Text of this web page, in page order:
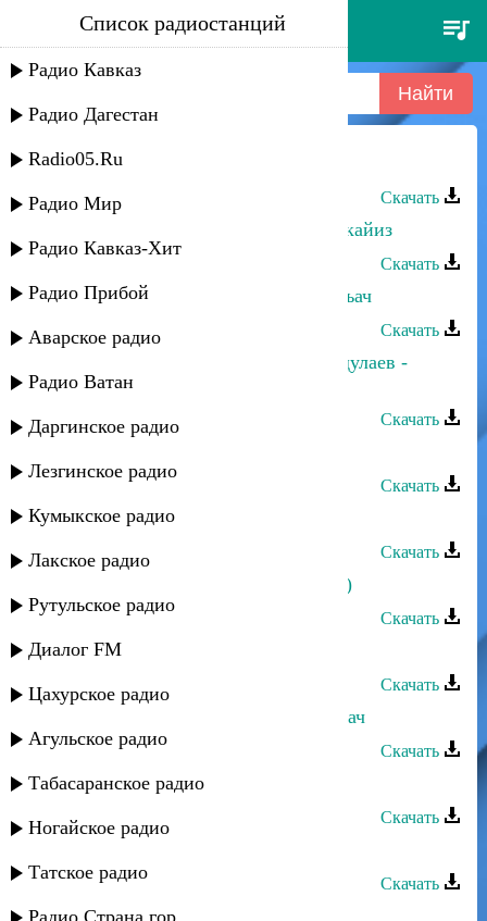
оксана ибрагимова - мярака
Список радиостанций
Радио Кавказ
Радио Дагестан
Radio05.Ru
Радио Мир
Радио Кавказ-Хит
Радио Прибой
Аварское радио
Радио Ватан
Даргинское радио
Лезгинское радио
Кумыкское радио
Лакское радио
Рутульское радио
Диалог FM
Цахурское радио
Агульское радио
Табасаранское радио
Ногайское радио
Татское радио
Радио Страна гор
Оксана Ибрагимова - Мярака
Скачать
Оксана Ибрагимова - Удучив мяракайиз
Скачать
Оксана Ибрагимова - Мяракайиз гъач
Скачать
Оксана Ибрагимова и Насрула Абдулаев -
Гюзель вахтар
Скачать
Скачать
Оксана Ибрагимова - Бахтаврар
Скачать
Оксана Ибрагимова - Дада (другая)
Скачать
Оксана Ибрагимова - Гунияр
Скачать
Оксана Ибрагимова - Гюрушназ гъач
Скачать
Оксана Ибрагимова - Яр (новый)
Скачать
Скачать
Оксана Ибрагимова - Зарафат